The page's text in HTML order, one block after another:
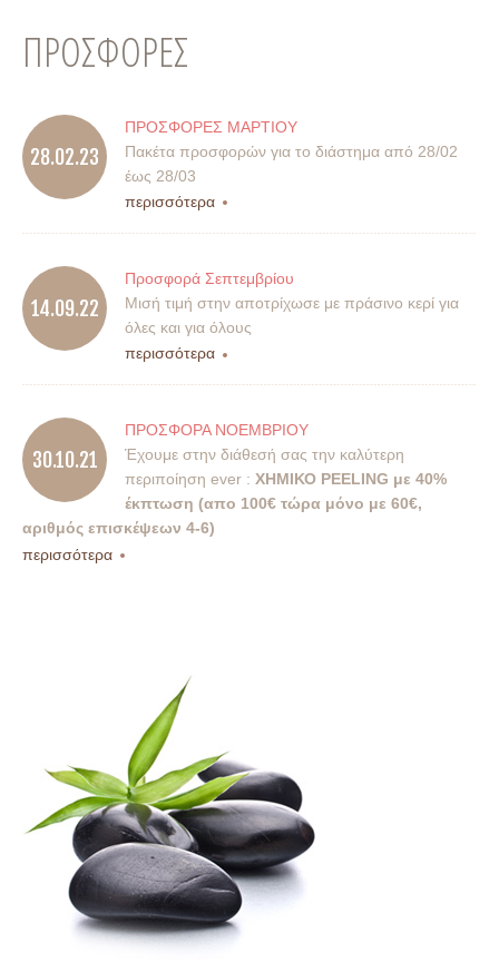
ΠΡΟΣΦΟΡΕΣ
28.02.23
ΠΡΟΣΦΟΡΕΣ ΜΑΡΤΙΟΥ
Πακέτα προσφορών για το διάστημα από 28/02
έως 28/03
περισσότερα
14.09.22
Προσφορά Σεπτεμβρίου
Μισή τιμή στην αποτρίχωσε με πράσινο κερί για
όλες και για όλους
περισσότερα
30.10.21
ΠΡΟΣΦΟΡΑ ΝΟΕΜΒΡΙΟΥ
Έχουμε στην διάθεσή σας την καλύτερη
περιποίηση ever : ΧΗΜΙΚΟ PEELING με 40%
έκπτωση (απο 100€ τώρα μόνο με 60€,
αριθμός επισκέψεων 4-6)
περισσότερα